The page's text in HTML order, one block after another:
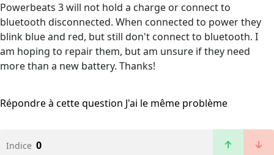
Powerbeats 3 will not hold a charge or connect to
bluetooth disconnected. When connected to power they
blink blue and red, but still don't connect to bluetooth. I
am hoping to repair them, but am unsure if they need
more than a new battery. Thanks!
Répondre à cette question J'ai le même problème
Indice 0